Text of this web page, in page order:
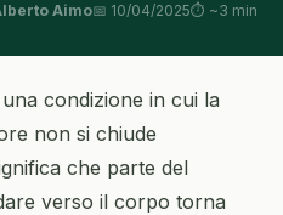
Aimo📅 10/04/2025⏱ ~3 min
condizione in cui la
non si chiude
che parte del
verso il corpo torna